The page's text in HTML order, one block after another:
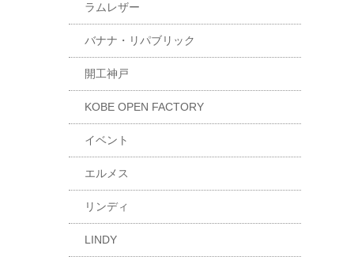
ラムレザー
バナナ・リパブリック
開工神戸
KOBE OPEN FACTORY
イベント
エルメス
リンディ
LINDY